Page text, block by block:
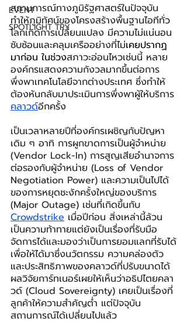
EVENT
SPOTLIGHT TRY
สถานการณ์ทางภูมิรัฐศาสตร์ในปัจจุบัน
ทำให้ภูมิทัศน์ของโครงสร้างพื้นฐานไอทีทั่ว
โลกเกิดการเปลี่ยนแปลง มีความไม่แน่นอน
ซับซ้อนและคลุมเครืออย่างที่ไม่เคยปรากฏ
มาก่อน ในช่วงสภาวะอ่อนไหวเช่นนี้ หลาย
องค์กรแสดงความกังวลมากขึ้นต่อการ
พึ่งพาเทคโนโลยีจากต่างประเทศ ซึ่งทำให้
ต้องหันกลับมาประเมินการพึ่งพาผู้ให้บริการ
คลาวด์อีกครั้ง
เป็นเวลาหลายปีที่องค์กรเผชิญกับปัญหา
เดิม ๆ อาทิ การผูกขาดการเป็นผู้จำหน่าย
(Vendor Lock-In) การสูญเสียอำนาจการ
ต่อรองกับผู้จำหน่าย (Loss of Vendor
Negotiation Power) และความเป็นไปได้
ของการหยุดชะงักครั้งใหญ่ของบริการ
(Major Outage) เช่นที่เกิดขึ้นกับ
Crowdstrike เมื่อปีก่อน สิ่งเหล่านี้ล้วน
เป็นความท้าทายแต่ยังเป็นเรื่องที่รับมือ
จัดการได้และมองว่าเป็นการยอมแลกที่รับได้
เพื่อให้ได้มาซึ่งนวัตกรรม ความคล่องตัว
และประสิทธิภาพของคลาวด์ที่ปรับขนาดได้
ผลวิจัยการ์ทเนอร์เผยให้เห็นว่าอธิปไตยคลา
วด์ (Cloud Sovereignty) เคยเป็นเรื่องที่
ลูกค้าให้ความสำคัญต่ำ แต่ปัจจุบัน
สถานการณ์ได้เปลี่ยนไปแล้ว